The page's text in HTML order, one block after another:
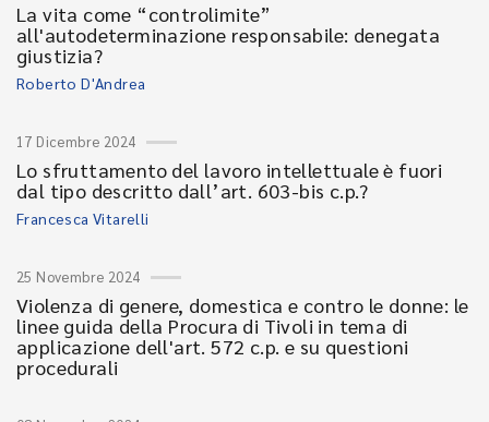
La vita come “controlimite”
all'autodeterminazione responsabile: denegata
giustizia?
Roberto D'Andrea
17 Dicembre 2024
Lo sfruttamento del lavoro intellettuale è fuori
dal tipo descritto dall’art. 603-bis c.p.?
Francesca Vitarelli
25 Novembre 2024
Violenza di genere, domestica e contro le donne: le
linee guida della Procura di Tivoli in tema di
applicazione dell'art. 572 c.p. e su questioni
procedurali